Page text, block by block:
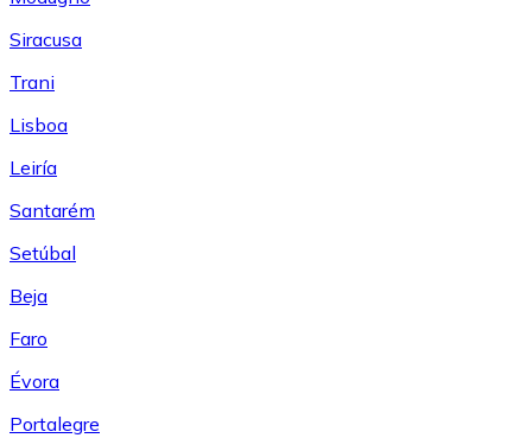
Siracusa
Trani
Lisboa
Leiría
Santarém
Setúbal
Beja
Faro
Évora
Portalegre